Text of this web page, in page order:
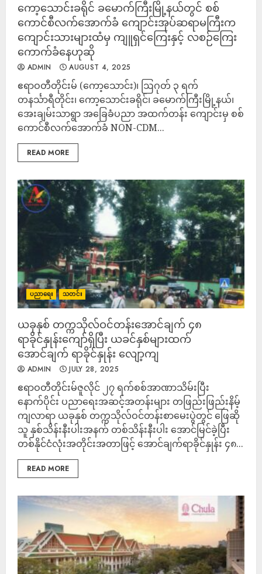
ကော့သောင်းခရိုင် ခမောက်ကြီးမြို့နယ်တွင် စစ်
ကောင်စီလက်အောက်ခံ ကျောင်းအုပ်ဆရာမကြီးက
ကျောင်းသားများထံမှ ကျူရှင်ကြေးနှင့် လစဉ်ကြေး
ကောက်ခံနေဟုဆို
ADMIN AUGUST 4, 2025
ဧရာဝတီတိုင်းမ် (ကော့သောင်း)၊ ဩဂုတ် ၃ ရက်
တနင်္သာရီတိုင်း၊ ကော့သောင်းခရိုင်၊ ခမောက်ကြီးမြို့နယ်၊
အေးချမ်းသာရွာ အခြေခံပညာ အထက်တန်း ကျောင်းမှ စစ်
ကောင်စီလက်အောက်ခံ NON-CDM...
READ MORE
ပညာရေး သတင်း
ယခုနှစ် တက္ကသိုလ်ဝင်တန်းအောင်ချက် ၄၈
ရာခိုင်နှုန်းကျော်ရှိပြီး ယခင်နှစ်များထက်
အောင်ချက် ရာခိုင်နှုန်း လျော့ကျ
ADMIN JULY 28, 2025
ဧရာဝတီတိုင်းမ်ဇူလိုင် ၂၇ ရက်စစ်အာဏာသိမ်းပြီး
နောက်ပိုင်း ပညာရေးအဆင့်အတန်းများ တဖြည်းဖြည်းနိမ့်
ကျလာရာ ယခုနှစ် တက္ကသိုလ်ဝင်တန်းစာမေးပွဲတွင် ဖြေဆို
သူ နှစ်သိန်းနီးပါးအနက် တစ်သိန်းနီးပါး အောင်မြင်ခဲ့ပြီး
တစ်နိုင်ငံလုံးအတိုင်းအတာဖြင့် အောင်ချက်ရာခိုင်နှုန်း ၄၈...
READ MORE